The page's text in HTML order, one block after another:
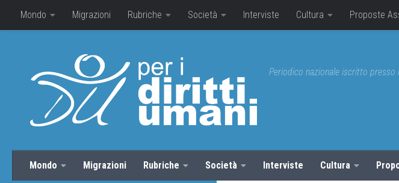
Mondo Migrazioni Rubriche Società Interviste Cultura Proposte
Periodico nazionale iscritto
Mondo Migrazioni Rubriche Società Interviste Cultura